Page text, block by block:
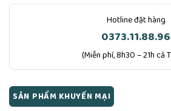
Hotline đặt hàng
0373.11.88.96
(Miễn phí, 8h30 – 21h cả
SẢN PHẨM KHUYẾN MẠI